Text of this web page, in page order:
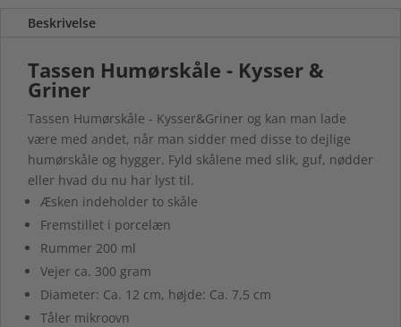
Beskrivelse
Tassen Humørskåle - Kysser &
Griner
Tassen Humørskåle - Kysser&Griner og kan man lade
være med andet, når man sidder med disse to dejlige
humørskåle og hygger. Fyld skålene med slik, guf, nødder
eller hvad du nu har lyst til.
Æsken indeholder to skåle
Fremstillet i porcelæn
Rummer 200 ml
Vejer ca. 300 gram
Diameter: Ca. 12 cm, højde: Ca. 7,5 cm
Tåler mikroovn